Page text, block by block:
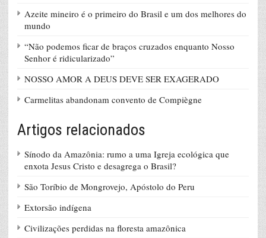
Azeite mineiro é o primeiro do Brasil e um dos melhores do
mundo
“Não podemos ficar de braços cruzados enquanto Nosso
Senhor é ridicularizado”
NOSSO AMOR A DEUS DEVE SER EXAGERADO
Carmelitas abandonam convento de Compiègne
Artigos relacionados
Sínodo da Amazônia: rumo a uma Igreja ecológica que
enxota Jesus Cristo e desagrega o Brasil?
São Toríbio de Mongrovejo, Apóstolo do Peru
Extorsão indígena
Civilizações perdidas na floresta amazônica